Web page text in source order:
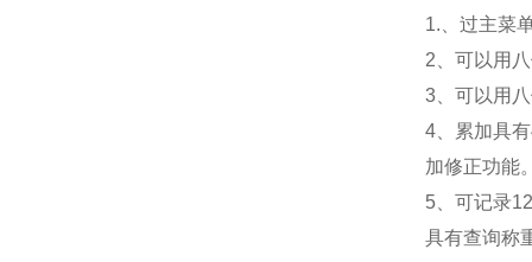
1. 、过主菜
2 、可以用
3 、可以用
4 、累加具
加修正功能
5 、可记录
具有查询称